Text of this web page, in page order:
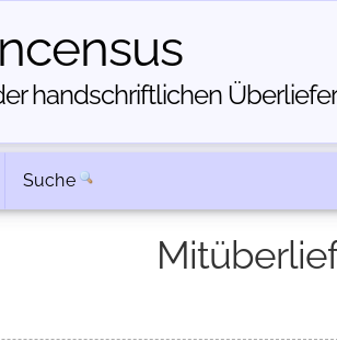
handschriftlichen
Suche